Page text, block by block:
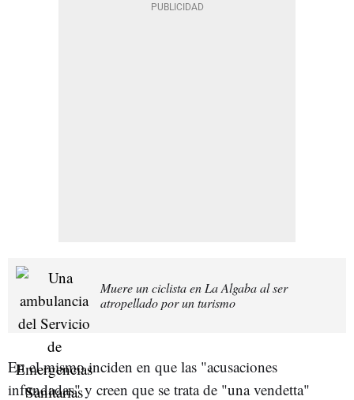
Muere un ciclista en La Algaba al ser
atropellado por un turismo
En el mismo inciden en que las "acusaciones
infundadas" y creen que se trata de "una vendetta"